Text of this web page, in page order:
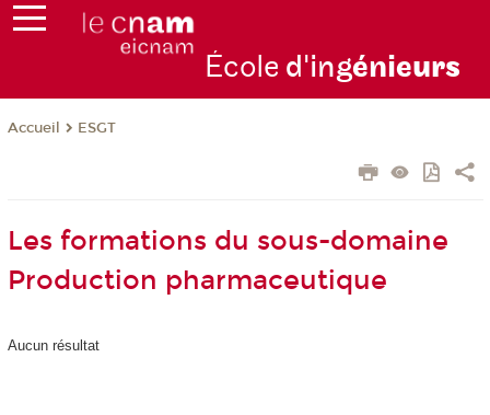
École d'ingénieurs
Accueil ESGT
Les formations du sous-domaine
Production pharmaceutique
Aucun résultat